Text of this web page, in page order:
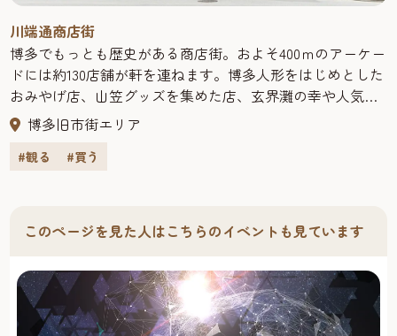
川端通商店街
博多でもっとも歴史がある商店街。およそ400ｍのアーケー
ドには約130店舗が軒を連ねます。博多人形をはじめとした
おみやげ店、山笠グッズを集めた店、玄界灘の幸や人気
ラーメン店もあり、博多散策の定番スポット。金・土・日
曜やイベント時には、商店街の中にあるイベント広場で名
物の川端ぜんざいも味わえます。夕方5時には完売するた
博多旧市街エリア
#観る #買う
このページを見た人はこちらのイベントも見ています